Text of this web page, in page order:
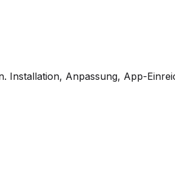
Anpassung, App-